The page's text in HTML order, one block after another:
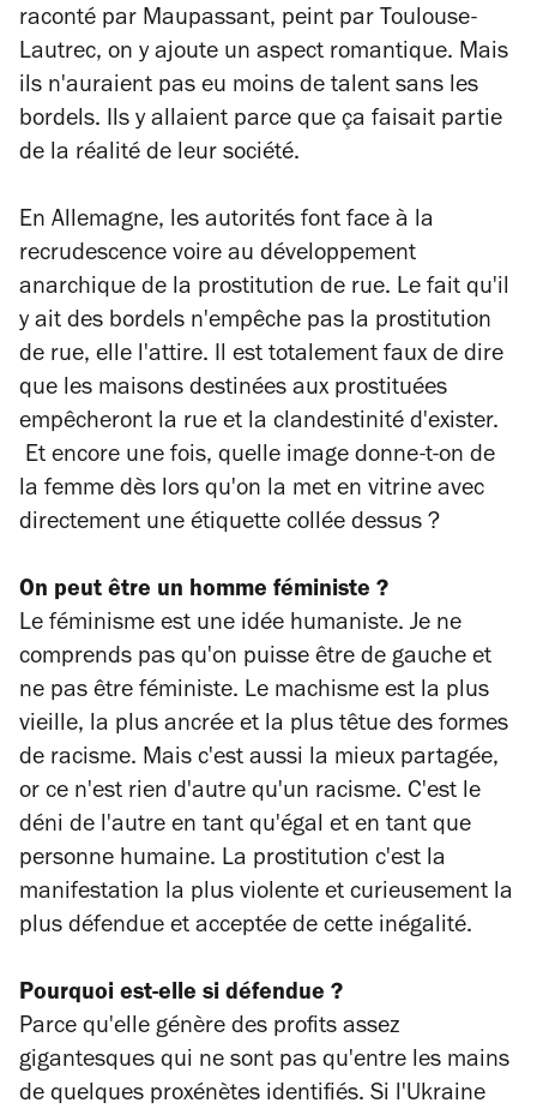
raconté par Maupassant, peint par Toulouse-
Lautrec, on y ajoute un aspect romantique. Mais
ils n'auraient pas eu moins de talent sans les
bordels. Ils y allaient parce que ça faisait partie
de la réalité de leur société.
En Allemagne, les autorités font face à la
recrudescence voire au développement
anarchique de la prostitution de rue. Le fait qu'il
y ait des bordels n'empêche pas la prostitution
de rue, elle l'attire. Il est totalement faux de dire
que les maisons destinées aux prostituées
empêcheront la rue et la clandestinité d'exister.
Et encore une fois, quelle image donne-t-on de
la femme dès lors qu'on la met en vitrine avec
directement une étiquette collée dessus ?
On peut être un homme féministe ?
Le féminisme est une idée humaniste. Je ne
comprends pas qu'on puisse être de gauche et
ne pas être féministe. Le machisme est la plus
vieille, la plus ancrée et la plus têtue des formes
de racisme. Mais c'est aussi la mieux partagée,
or ce n'est rien d'autre qu'un racisme. C'est le
déni de l'autre en tant qu'égal et en tant que
personne humaine. La prostitution c'est la
manifestation la plus violente et curieusement la
plus défendue et acceptée de cette inégalité.
Pourquoi est-elle si défendue ?
Parce qu'elle génère des profits assez
gigantesques qui ne sont pas qu'entre les mains
de quelques proxénètes identifiés. Si l'Ukraine